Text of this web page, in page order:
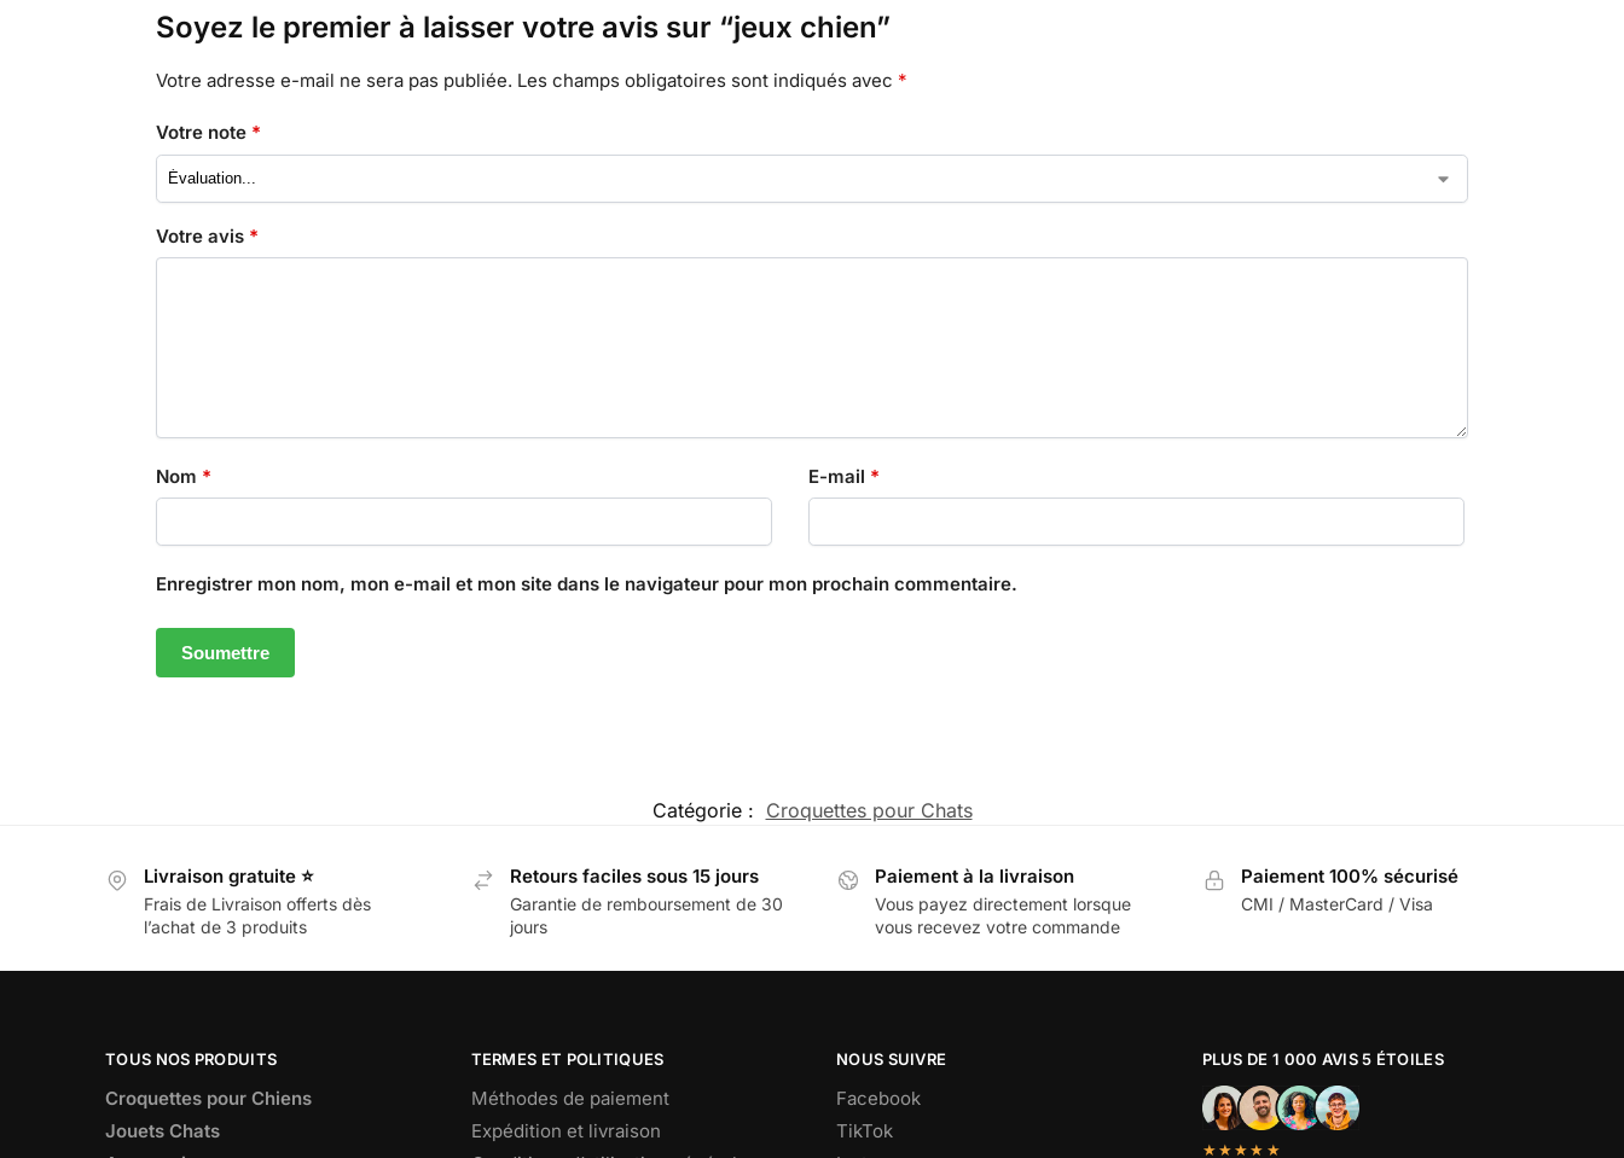
Soyez le premier à laisser votre avis sur “jeux chien”
Votre adresse e-mail ne sera pas publiée. Les champs obligatoires sont indiqués avec *
Votre note *
Votre avis *
Nom * E-mail *
Enregistrer mon nom, mon e-mail et mon site dans le navigateur pour mon prochain commentaire.
Catégorie : Croquettes pour Chats
Livraison gratuite ⭐
Frais de Livraison offerts dès
l’achat de 3 produits
Retours faciles sous 15 jours
Garantie de remboursement de 30
jours
Paiement à la livraison
Vous payez directement lorsque
vous recevez votre commande
Paiement 100% sécurisé
CMI / MasterCard / Visa
TOUS NOS PRODUITS
Croquettes pour Chiens
Jouets Chats
TERMES ET POLITIQUES
Méthodes de paiement
Expédition et livraison
NOUS SUIVRE
Facebook
TikTok
PLUS DE 1 000 AVIS 5 ÉTOILES
★★★★★